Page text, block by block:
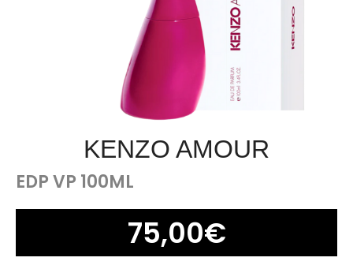
KENZO AMOUR
EDP VP 100ML
75,00€